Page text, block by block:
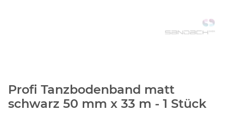
Profi Tanzbodenband matt
schwarz 50 mm x 33 m - 1 Stück